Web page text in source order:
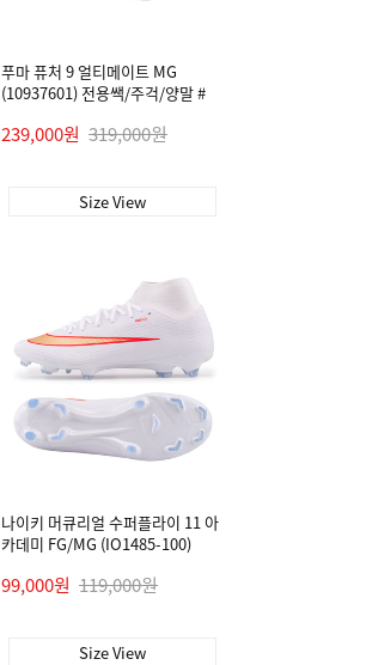
푸마 퓨처 9 얼티메이트 MG
(10937601) 전용쌕/주걱/양말 #
239,000원 319,000원
Size View
나이키 머큐리얼 수퍼플라이 11 아
카데미 FG/MG (IO1485-100)
99,000원 119,000원
Size View